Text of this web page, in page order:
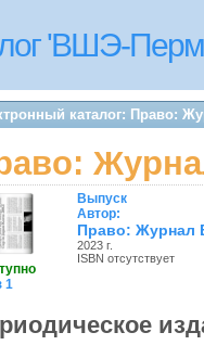
'ВШЭ-
каталог: Право:
1
Выпуск
Автор:
Право: Журнал
2023 г.
ISBN отсутствует